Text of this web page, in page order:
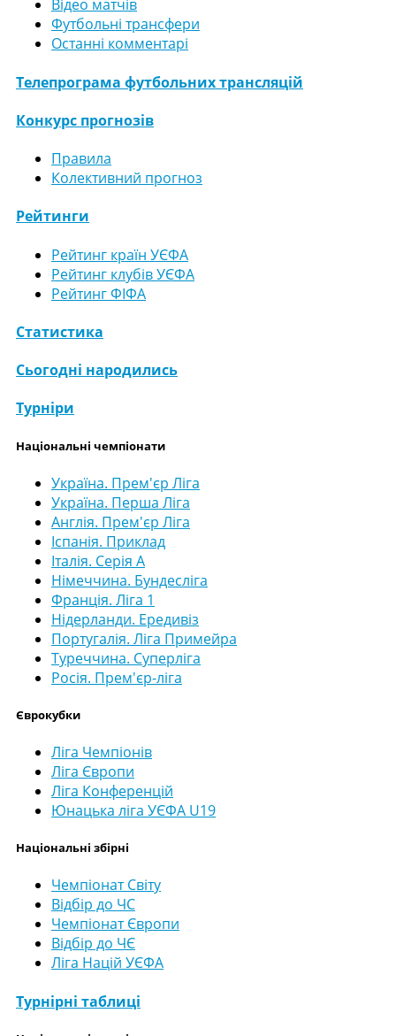
Відео матчів
Футбольні трансфери
Останні комментарі
Телепрограма футбольних трансляцій
Конкурс прогнозів
Правила
Колективний прогноз
Рейтинги
Рейтинг країн УЄФА
Рейтинг клубів УЄФА
Рейтинг ФІФА
Статистика
Сьогодні народились
Турніри
Національні чемпіонати
Україна. Прем'єр Ліга
Україна. Перша Ліга
Англія. Прем'єр Ліга
Іспанія. Приклад
Італія. Серія А
Німеччина. Бундесліга
Франція. Ліга 1
Нідерланди. Ередивіз
Португалія. Ліга Примейра
Туреччина. Суперліга
Росія. Прем'єр-ліга
Єврокубки
Ліга Чемпіонів
Ліга Європи
Ліга Конференцій
Юнацька ліга УЄФА U19
Національні збірні
Чемпіонат Світу
Відбір до ЧС
Чемпіонат Європи
Відбір до ЧЄ
Ліга Націй УЄФА
Турнірні таблиці